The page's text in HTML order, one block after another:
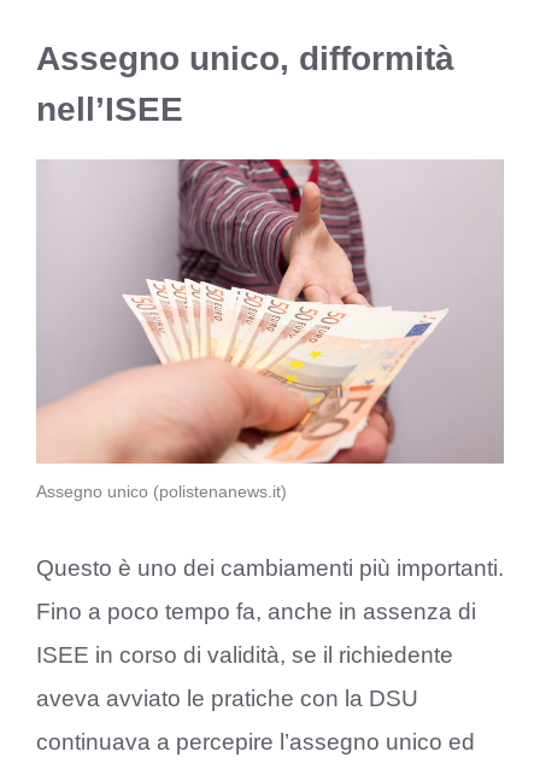
Assegno unico, difformità
nell’ISEE
Assegno unico (polistenanews.it)
Questo è uno dei cambiamenti più importanti.
Fino a poco tempo fa, anche in assenza di
ISEE in corso di validità, se il richiedente
aveva avviato le pratiche con la DSU
continuava a percepire l’assegno unico ed